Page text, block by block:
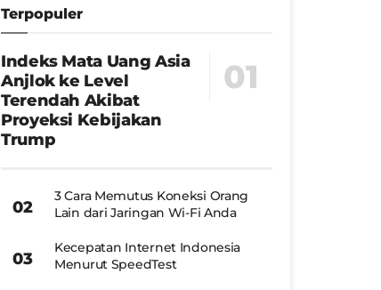
Terpopuler
Indeks Mata Uang Asia
Anjlok ke Level
Terendah Akibat
Proyeksi Kebijakan
Trump
3 Cara Memutus Koneksi Orang
Lain dari Jaringan Wi-Fi Anda
Kecepatan Internet Indonesia
Menurut SpeedTest